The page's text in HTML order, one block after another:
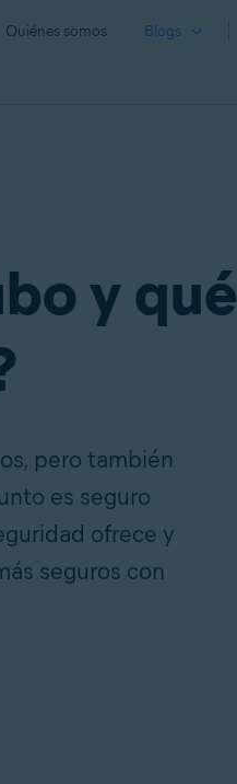
Quiénes somos Blogs
y qué
pero también
es seguro
ofrece y
seguros con